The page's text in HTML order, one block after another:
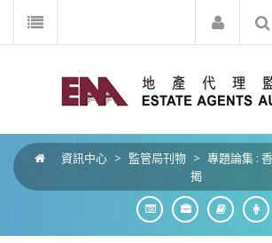
資訊中心 > 監管局刊物 > 專題論集 :
揭